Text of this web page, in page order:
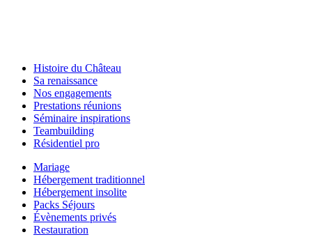
Histoire du Château
Sa renaissance
Nos engagements
Prestations réunions
Séminaire inspirations
Teambuilding
Résidentiel pro
Mariage
Hébergement traditionnel
Hébergement insolite
Packs Séjours
Évènements privés
Restauration